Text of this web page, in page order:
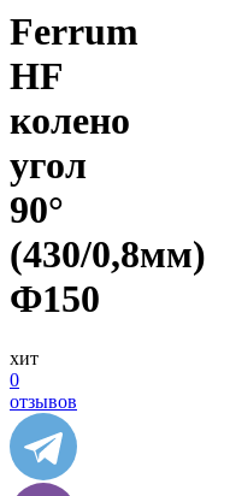
Ferrum
HF
колено
угол
90°
(430/0,8мм)
Ф150
хит
0
отзывов